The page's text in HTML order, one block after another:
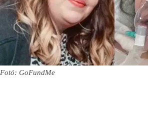
Fotó: GoFundMe